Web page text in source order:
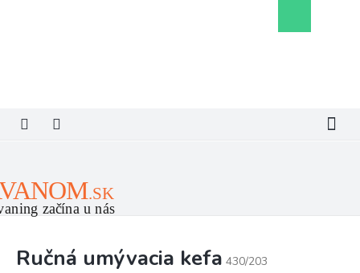
košík
Ručná umývacia kefa 430/203